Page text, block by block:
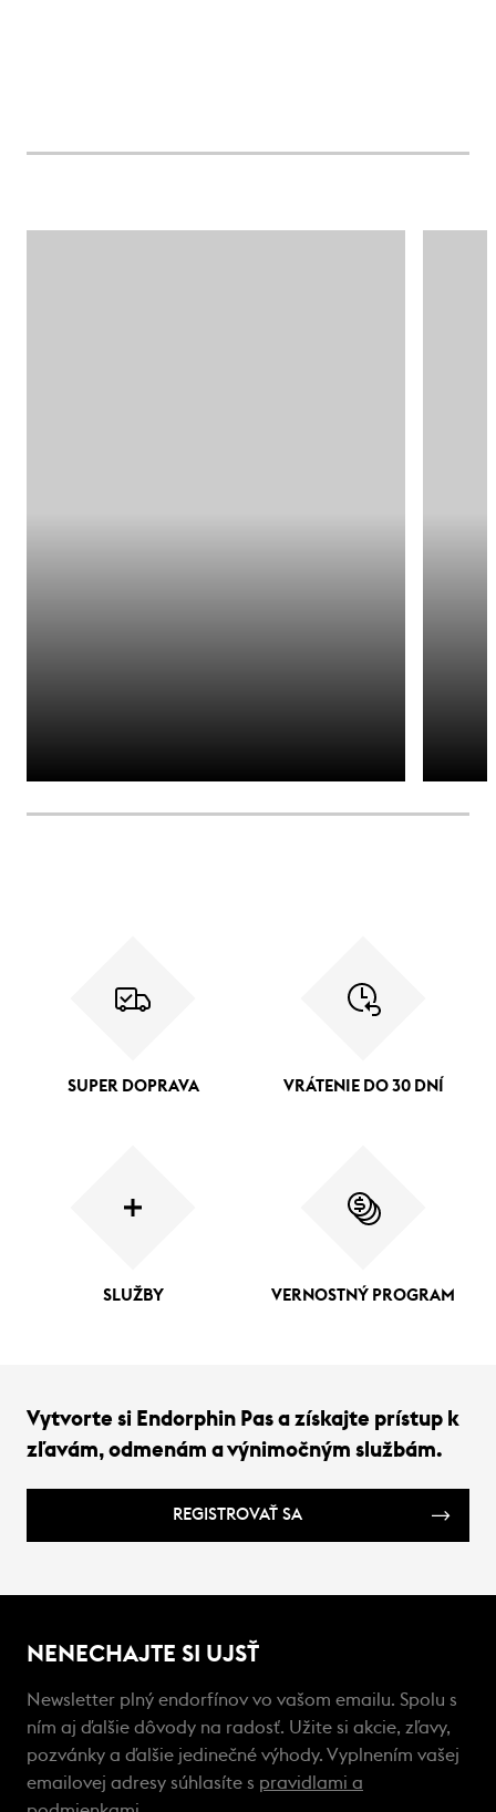
SUPER DOPRAVA VRÁTENIE DO 30 DNÍ
SLUŽBY VERNOSTNÝ PROGRAM
Vytvorte si Endorphin Pas a získajte prístup k
zľavám, odmenám a výnimočným službám.
REGISTROVAŤ SA
NENECHAJTE SI UJSŤ
Newsletter plný endorfínov vo vašom emailu. Spolu s
ním aj ďalšie dôvody na radosť. Užite si akcie, zľavy,
pozvánky a ďalšie jedinečné výhody. Vyplnením vašej
emailovej adresy súhlasíte s pravidlami a